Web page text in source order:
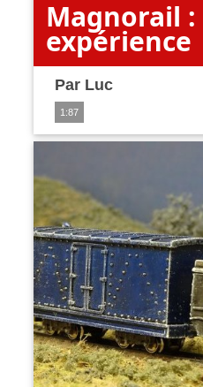
Magnorail
expérience
Par Luc
1:87